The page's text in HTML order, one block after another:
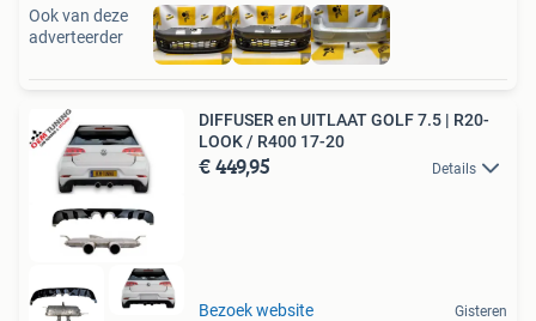
Ook van deze
adverteerder
DIFFUSER en UITLAAT GOLF 7.5 | R20-
LOOK / R400 17-20
€ 449,95 Details
Bezoek website Gisteren